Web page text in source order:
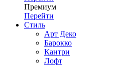
Премиум
Перейти
Стиль
Арт Деко
Барокко
Кантри
Лофт